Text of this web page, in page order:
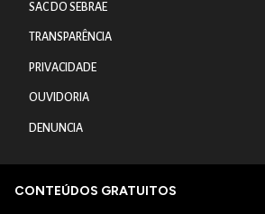
SAC DO SEBRAE
TRANSPARÊNCIA
PRIVACIDADE
OUVIDORIA
DENUNCIA
CONTEÚDOS GRATUITOS